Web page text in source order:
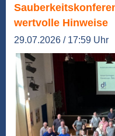
wertvolle Hinweise
29.07.2026 / 17:59 Uhr